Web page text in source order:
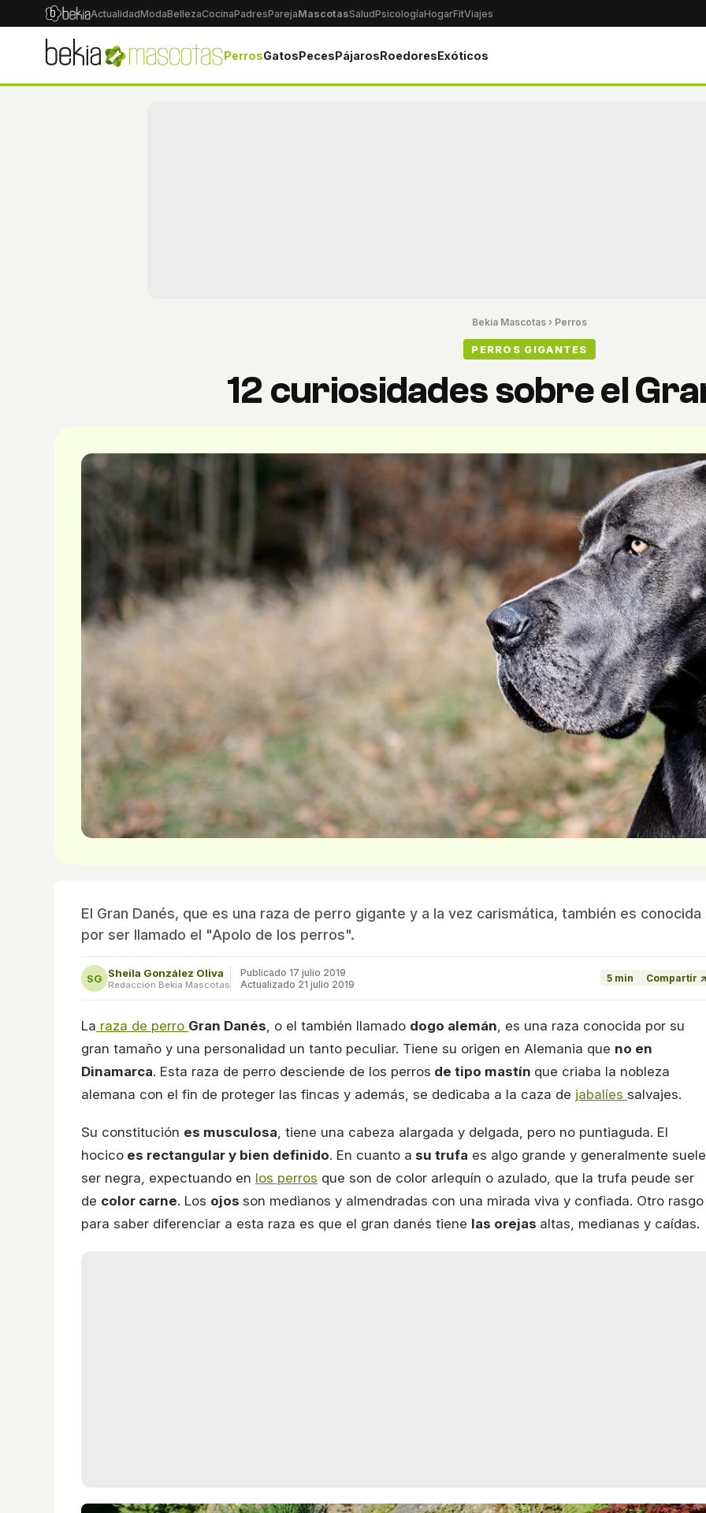
ActualidadModaBellezaCocinaPadresParejaMascotasSaludPsicologíaHogarFitViajes
PerrosGatosPecesPájarosRoedoresExóticos
Bekia Mascotas › Perros
PERROS GIGANTES
12 curiosidades sobre el
El Gran Danés, que es una raza de perro gigante y a la vez carismática, también es conocida
por ser llamado el "Apolo de los perros".
SG Sheila González Oliva
Redacción Bekia Mascotas
Publicado 17 julio 2019
Actualizado 21 julio 2019
5 min Compartir ↗
La raza de perro Gran Danés , o el también llamado dogo alemán , es una raza conocida por su
gran tamaño y una personalidad un tanto peculiar. Tiene su origen en Alemania que no en
Dinamarca. Esta raza de perro desciende de los perros de tipo mastín que criaba la nobleza
alemana con el fin de proteger las fincas y además, se dedicaba a la caza de jabalíes salvajes.
Su constitución es musculosa , tiene una cabeza alargada y delgada, pero no puntiaguda. El
hocico es rectangular y bien definido. En cuanto a su trufa es algo grande y generalmente suele
ser negra, expectuando en los perros que son de color arlequín o azulado, que la trufa peude ser
de color carne. Los ojos son medianos y almendradas con una mirada viva y confiada. Otro rasgo
para saber diferenciar a esta raza es que el gran danés tiene las orejas altas, medianas y caídas.